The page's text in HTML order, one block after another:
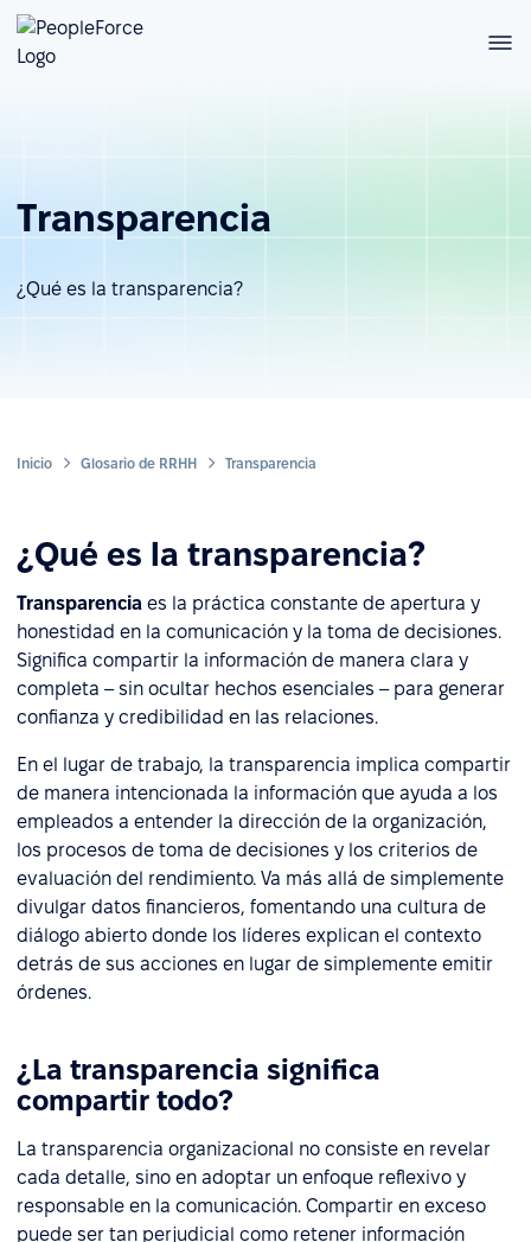
Transparencia
¿Qué es la transparencia?
Inicio Glosario de RRHH Transparencia
¿Qué es la transparencia?
Transparencia es la práctica constante de apertura y
honestidad en la comunicación y la toma de decisiones.
Significa compartir la información de manera clara y
completa – sin ocultar hechos esenciales – para generar
confianza y credibilidad en las relaciones.
En el lugar de trabajo, la transparencia implica compartir
de manera intencionada la información que ayuda a los
empleados a entender la dirección de la organización,
los procesos de toma de decisiones y los criterios de
evaluación del rendimiento. Va más allá de simplemente
divulgar datos financieros, fomentando una cultura de
diálogo abierto donde los líderes explican el contexto
detrás de sus acciones en lugar de simplemente emitir
órdenes.
¿La transparencia significa
compartir todo?
La transparencia organizacional no consiste en revelar
cada detalle, sino en adoptar un enfoque reflexivo y
responsable en la comunicación. Compartir en exceso
puede ser tan perjudicial como retener información